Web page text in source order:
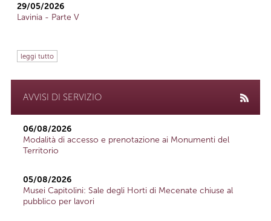
29/05/2026
Lavinia - Parte V
leggi tutto
AVVISI DI SERVIZIO
06/08/2026
Modalità di accesso e prenotazione ai Monumenti del
Territorio
05/08/2026
Musei Capitolini: Sale degli Horti di Mecenate chiuse al
pubblico per lavori